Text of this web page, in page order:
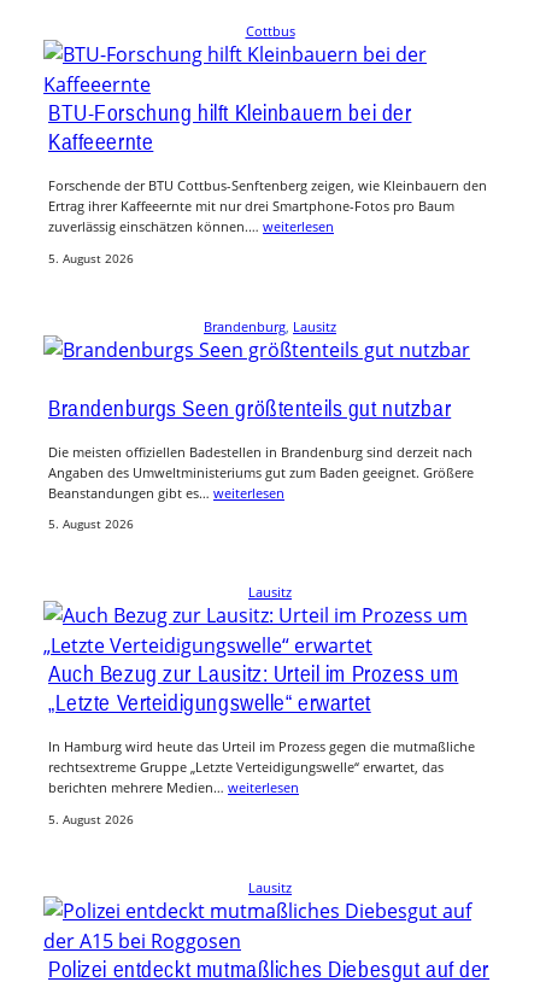
Cottbus
BTU-Forschung hilft Kleinbauern bei der
Kaffeeernte
Forschende der BTU Cottbus-Senftenberg zeigen, wie Kleinbauern den
Ertrag ihrer Kaffeeernte mit nur drei Smartphone-Fotos pro Baum
zuverlässig einschätzen können.… weiterlesen
5. August 2026
Brandenburg Lausitz
Brandenburgs Seen größtenteils gut nutzbar
Die meisten offiziellen Badestellen in Brandenburg sind derzeit nach
Angaben des Umweltministeriums gut zum Baden geeignet. Größere
Beanstandungen gibt es… weiterlesen
5. August 2026
Lausitz
Auch Bezug zur Lausitz: Urteil im Prozess um
„Letzte Verteidigungswelle“ erwartet
In Hamburg wird heute das Urteil im Prozess gegen die mutmaßliche
rechtsextreme Gruppe „Letzte Verteidigungswelle“ erwartet, das
berichten mehrere Medien… weiterlesen
5. August 2026
Lausitz
Polizei entdeckt mutmaßliches Diebesgut auf der